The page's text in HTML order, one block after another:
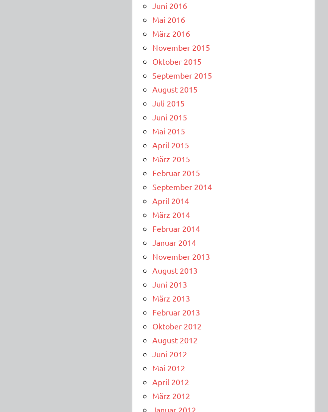
Juni 2016
Mai 2016
März 2016
November 2015
Oktober 2015
September 2015
August 2015
Juli 2015
Juni 2015
Mai 2015
April 2015
März 2015
Februar 2015
September 2014
April 2014
März 2014
Februar 2014
Januar 2014
November 2013
August 2013
Juni 2013
März 2013
Februar 2013
Oktober 2012
August 2012
Juni 2012
Mai 2012
April 2012
März 2012
Januar 2012